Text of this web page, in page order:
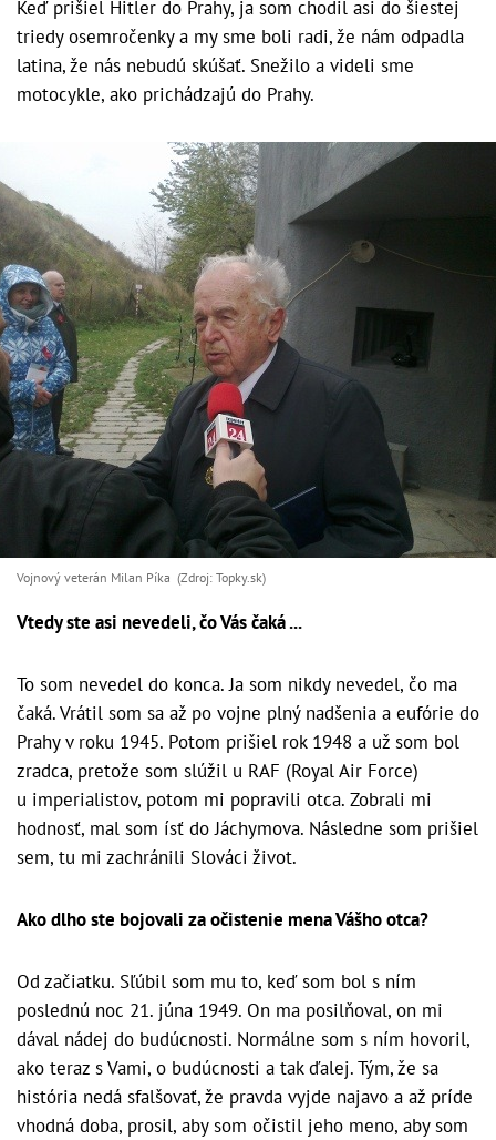
Keď prišiel Hitler do Prahy, ja som chodil asi do šiestej
triedy osemročenky a my sme boli radi, že nám odpadla
latina, že nás nebudú skúšať. Snežilo a videli sme
motocykle, ako prichádzajú do Prahy.
Vojnový veterán Milan Píka (Zdroj: Topky.sk)
Vtedy ste asi nevedeli, čo Vás čaká ...
To som nevedel do konca. Ja som nikdy nevedel, čo ma
čaká. Vrátil som sa až po vojne plný nadšenia a eufórie do
Prahy v roku 1945. Potom prišiel rok 1948 a už som bol
zradca, pretože som slúžil u RAF (Royal Air Force)
u imperialistov, potom mi popravili otca. Zobrali mi
hodnosť, mal som ísť do Jáchymova. Následne som prišiel
sem, tu mi zachránili Slováci život.
Ako dlho ste bojovali za očistenie mena Vášho otca?
Od začiatku. Sľúbil som mu to, keď som bol s ním
poslednú noc 21. júna 1949. On ma posilňoval, on mi
dával nádej do budúcnosti. Normálne som s ním hovoril,
ako teraz s Vami, o budúcnosti a tak ďalej. Tým, že sa
história nedá sfalšovať, že pravda vyjde najavo a až príde
vhodná doba, prosil, aby som očistil jeho meno, aby som